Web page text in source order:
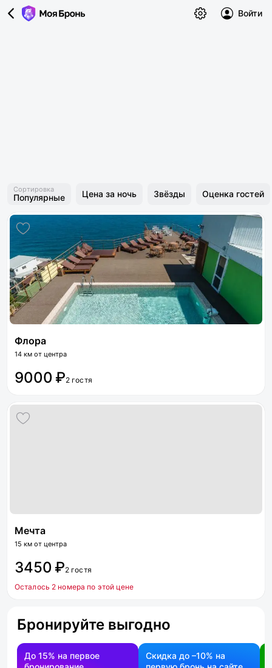
Войти
Сортировка
Популярные Цена за ночь Звёзды Оценка гостей
Флора
14 км от центра
9000 ₽2 гостя
Мечта
15 км от центра
3450 ₽2 гостя
Осталось 2 номера по этой цене
Бронируйте выгодно
До 15% на первое
Скидка до –10% на